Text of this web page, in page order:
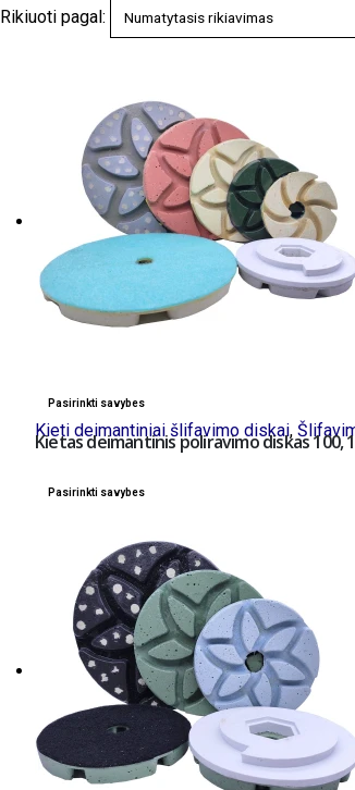
Rikiuoti pagal:
Pasirinkti savybes
Kieti deimantiniai šlifavimo diskai,
Kietas deimantinis poliravimo diskas 100,
Pasirinkti savybes